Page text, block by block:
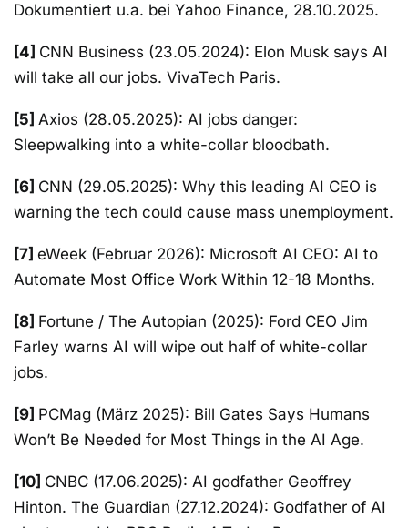
Dokumentiert u.a. bei Yahoo Finance, 28.10.2025.
[4] CNN Business (23.05.2024): Elon Musk says AI
will take all our jobs. VivaTech Paris.
[5] Axios (28.05.2025): AI jobs danger:
Sleepwalking into a white-collar bloodbath.
[6] CNN (29.05.2025): Why this leading AI CEO is
warning the tech could cause mass unemployment.
[7] eWeek (Februar 2026): Microsoft AI CEO: AI to
Automate Most Office Work Within 12-18 Months.
[8] Fortune / The Autopian (2025): Ford CEO Jim
Farley warns AI will wipe out half of white-collar
jobs.
[9] PCMag (März 2025): Bill Gates Says Humans
Won’t Be Needed for Most Things in the AI Age.
[10] CNBC (17.06.2025): AI godfather Geoffrey
Hinton. The Guardian (27.12.2024): Godfather of AI